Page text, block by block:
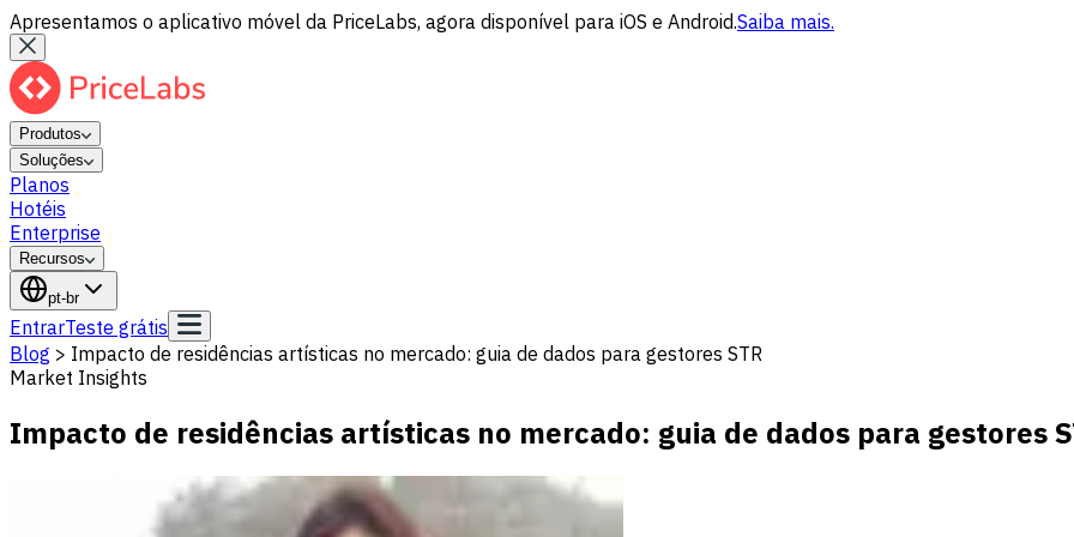
Apresentamos o aplicativo móvel da PriceLabs, agora disponível para iOS e Android.Saiba mais.
Produtos
Soluções
Planos
Hotéis
Enterprise
Recursos
pt-br
EntrarTeste grátis
Blog > Impacto de residências artísticas no mercado: guia de dados para gestores STR
Market Insights
Impacto de residências artísticas no mercado: guia de dados para gestores